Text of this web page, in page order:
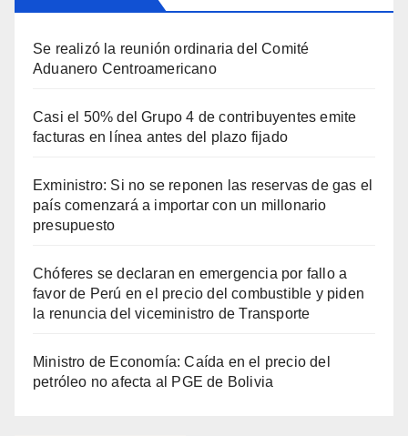
Se realizó la reunión ordinaria del Comité
Aduanero Centroamericano
Casi el 50% del Grupo 4 de contribuyentes emite
facturas en línea antes del plazo fijado
Exministro: Si no se reponen las reservas de gas el
país comenzará a importar con un millonario
presupuesto
Chóferes se declaran en emergencia por fallo a
favor de Perú en el precio del combustible y piden
la renuncia del viceministro de Transporte
Ministro de Economía: Caída en el precio del
petróleo no afecta al PGE de Bolivia